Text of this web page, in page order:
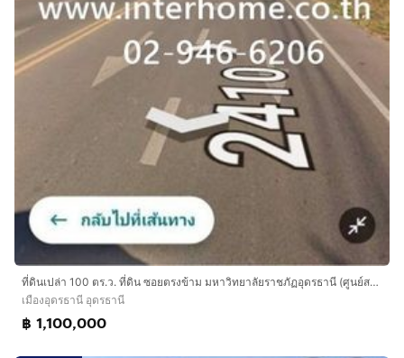
ที่ดินเปล่า 100 ตร.ว. ที่ดิน ซอยตรงข้าม มหาวิทยาลัยราชภัฏอุดรธานี (ศูนย์สามพร้าว) ถนนทางหลวงหมายเลข2410 เมืองอุดรธานี อุดรธานี
เมืองอุดรธานี อุดรธานี
฿ 1,100,000